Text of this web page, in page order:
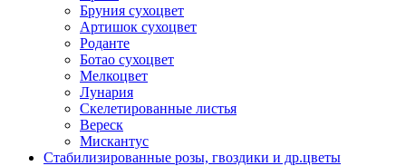
Бруния сухоцвет
Артишок сухоцвет
Роданте
Ботао сухоцвет
Мелкоцвет
Лунария
Скелетированные листья
Вереск
Мискантус
Стабилизированные розы, гвоздики и др.цветы